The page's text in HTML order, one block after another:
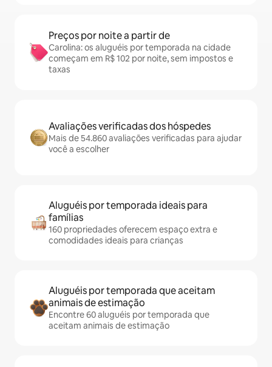
Preços por noite a partir de
Carolina: os aluguéis por temporada na cidade
começam em R$ 102 por noite, sem impostos e
taxas
Avaliações verificadas dos hóspedes
Mais de 54.860 avaliações verificadas para ajudar
você a escolher
Aluguéis por temporada ideais para
famílias
160 propriedades oferecem espaço extra e
comodidades ideais para crianças
Aluguéis por temporada que aceitam
animais de estimação
Encontre 60 aluguéis por temporada que
aceitam animais de estimação